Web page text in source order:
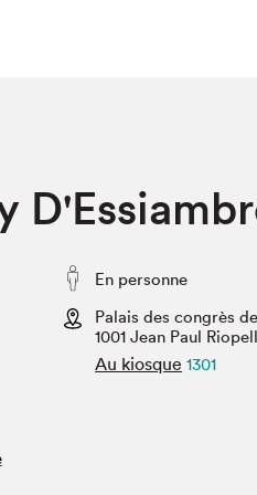
Programmation
SLM PRO
Liste des exposant·e·s
Liste des auteur·rice·s
En personne
Palais des congrès
1001 Jean Paul
Au kiosque 1301